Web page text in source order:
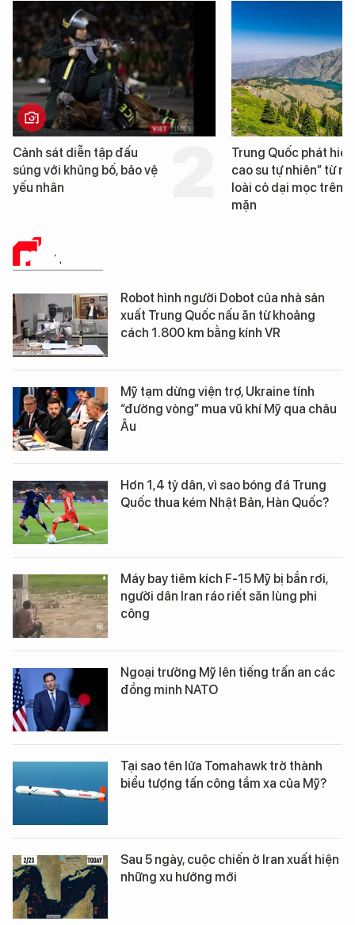
Trung Quốc phát hiện “mỏ
cao su tự nhiên” từ một
loài cỏ dại mọc trên đất
Loạt dự án bất động
Đà Nẵng sắp bị kiểm
PHÂN TÍCH
Robot hình người Dobot của nhà sản
xuất Trung Quốc nấu ăn từ khoảng
cách 1.800 km bằng kính VR
Mỹ tạm dừng viện trợ, Ukraine tính
“đường vòng” mua vũ khí Mỹ qua châu
Âu
Hơn 1,4 tỷ dân, vì sao bóng đá Trung
Quốc thua kém Nhật Bản, Hàn Quốc?
Máy bay tiêm kích F-15 Mỹ bị bắn rơi,
người dân Iran ráo riết săn lùng phi
công
Ngoại trưởng Mỹ lên tiếng trấn an các
đồng minh NATO
Tại sao tên lửa Tomahawk trở thành
biểu tượng tấn công tầm xa của Mỹ?
Sau 5 ngày, cuộc chiến ở Iran xuất hiện
những xu hướng mới